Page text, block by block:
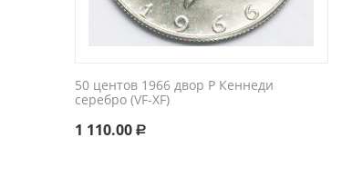
50 центов 1966 двор P Кеннеди
серебро (VF-XF)
1 110.00 Р